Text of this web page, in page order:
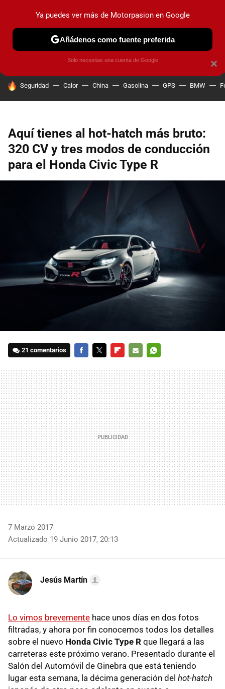
PRUEBAS COCHES ELÉCTRICOS OBSERVATORIO
HOY SE HABLA DE
Seguridad Calor China Gasolina GPS BMW
Aquí tienes al hot-hatch más bruto:
320 CV y tres modos de conducción
para el Honda Civic Type R
21 comentarios
MAIL
7 Marzo 2017
Actualizado 19 Junio 2017, 20:13
Jesús Martín
Lo vimos brevemente hace unos días en dos fotos
filtradas, y ahora por fin conocemos todos los detalles
sobre el nuevo Honda Civic Type R que llegará a las
carreteras este próximo verano. Presentado durante el
Salón del Automóvil de Ginebra que está teniendo
lugar esta semana, la décima generación del hot-hatch
×
Ya puedes ver más de Motorpasion en Google
Añádenos como fuente preferida
Solo necesitas una cuenta de Google